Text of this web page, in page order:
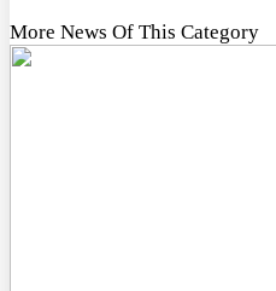
More News Of This Category